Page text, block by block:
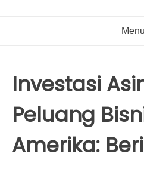
Menu
Investasi
Peluang
Amerika: